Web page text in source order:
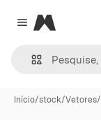
Close menu
Magnific
Início/stock/Vetores/